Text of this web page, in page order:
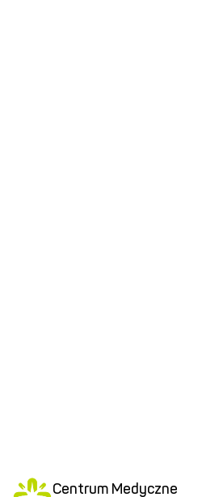
Centrum Medyczne